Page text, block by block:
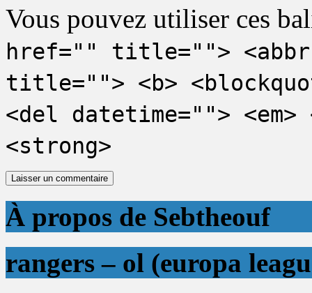
Vous pouvez utiliser ces
href="" title="">
title=""> <b>
<del datetime="">
<strong>
À propos de Sebtheouf
rangers – ol (europa